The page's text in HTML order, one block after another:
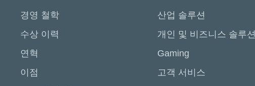
경영 철학
수상 이력
연혁
이점
산업 솔루션
개인 및 비즈니스 솔루션
Gaming
고객 서비스